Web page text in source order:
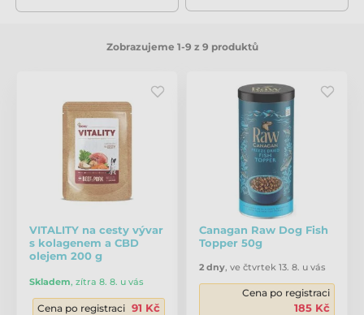
Zobrazujeme 1-9 z 9 produktů
VITALITY na cesty vývar
s kolagenem a CBD
olejem 200 g
Skladem, zítra 8. 8. u vás
Cena po registraci 91 Kč
Canagan Raw Dog Fish
Topper 50g
2 dny, ve čtvrtek 13. 8. u vás
Cena po registraci
185 Kč